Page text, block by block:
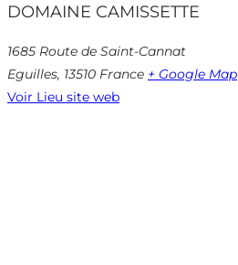
DOMAINE CAMISSETTE
1685 Route de Saint-Cannat
Eguilles, 13510 France + Google Map
Voir Lieu site web